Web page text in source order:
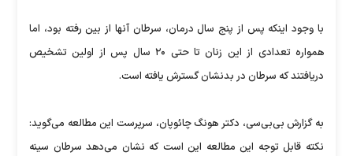
با وجود اینکه پس از پنج سال درمان، سرطان آنها از بین رفته بود، اما
همواره تعدادی از این زنان تا حتی ۲۰ سال پس از اولین تشخیص
دریافتند که سرطان در بدنشان گسترش یافته است.
به گزارش بی‌بی‌سی،‌ دکتر هونگ چائوپان، سرپرست این مطالعه می‌گوید:
نکته قابل توجه این مطالعه این است که نشان می‌دهد سرطان سینه